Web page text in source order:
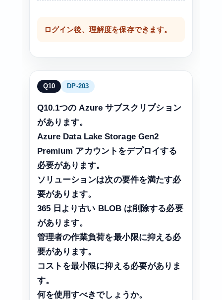
ログイン後、理解度を保存できます。
Q10 DP-203
Q10.1つの Azure サブスクリプション
があります。
Azure Data Lake Storage Gen2
Premium アカウントをデプロイする
必要があります。
ソリューションは次の要件を満たす必
要があります。
365 日より古い BLOB は削除する必要
があります。
管理者の作業負荷を最小限に抑える必
要があります。
コストを最小限に抑える必要がありま
す。
何を使用すべきでしょうか。